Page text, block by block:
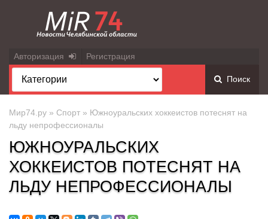
Авторизация Регистрация
Поиск
Мир74.ру » Спорт » Южноуральских хоккеистов потеснят на
льду непрофессионалы
ЮЖНОУРАЛЬСКИХ
ХОККЕИСТОВ ПОТЕСНЯТ НА
ЛЬДУ НЕПРОФЕССИОНАЛЫ